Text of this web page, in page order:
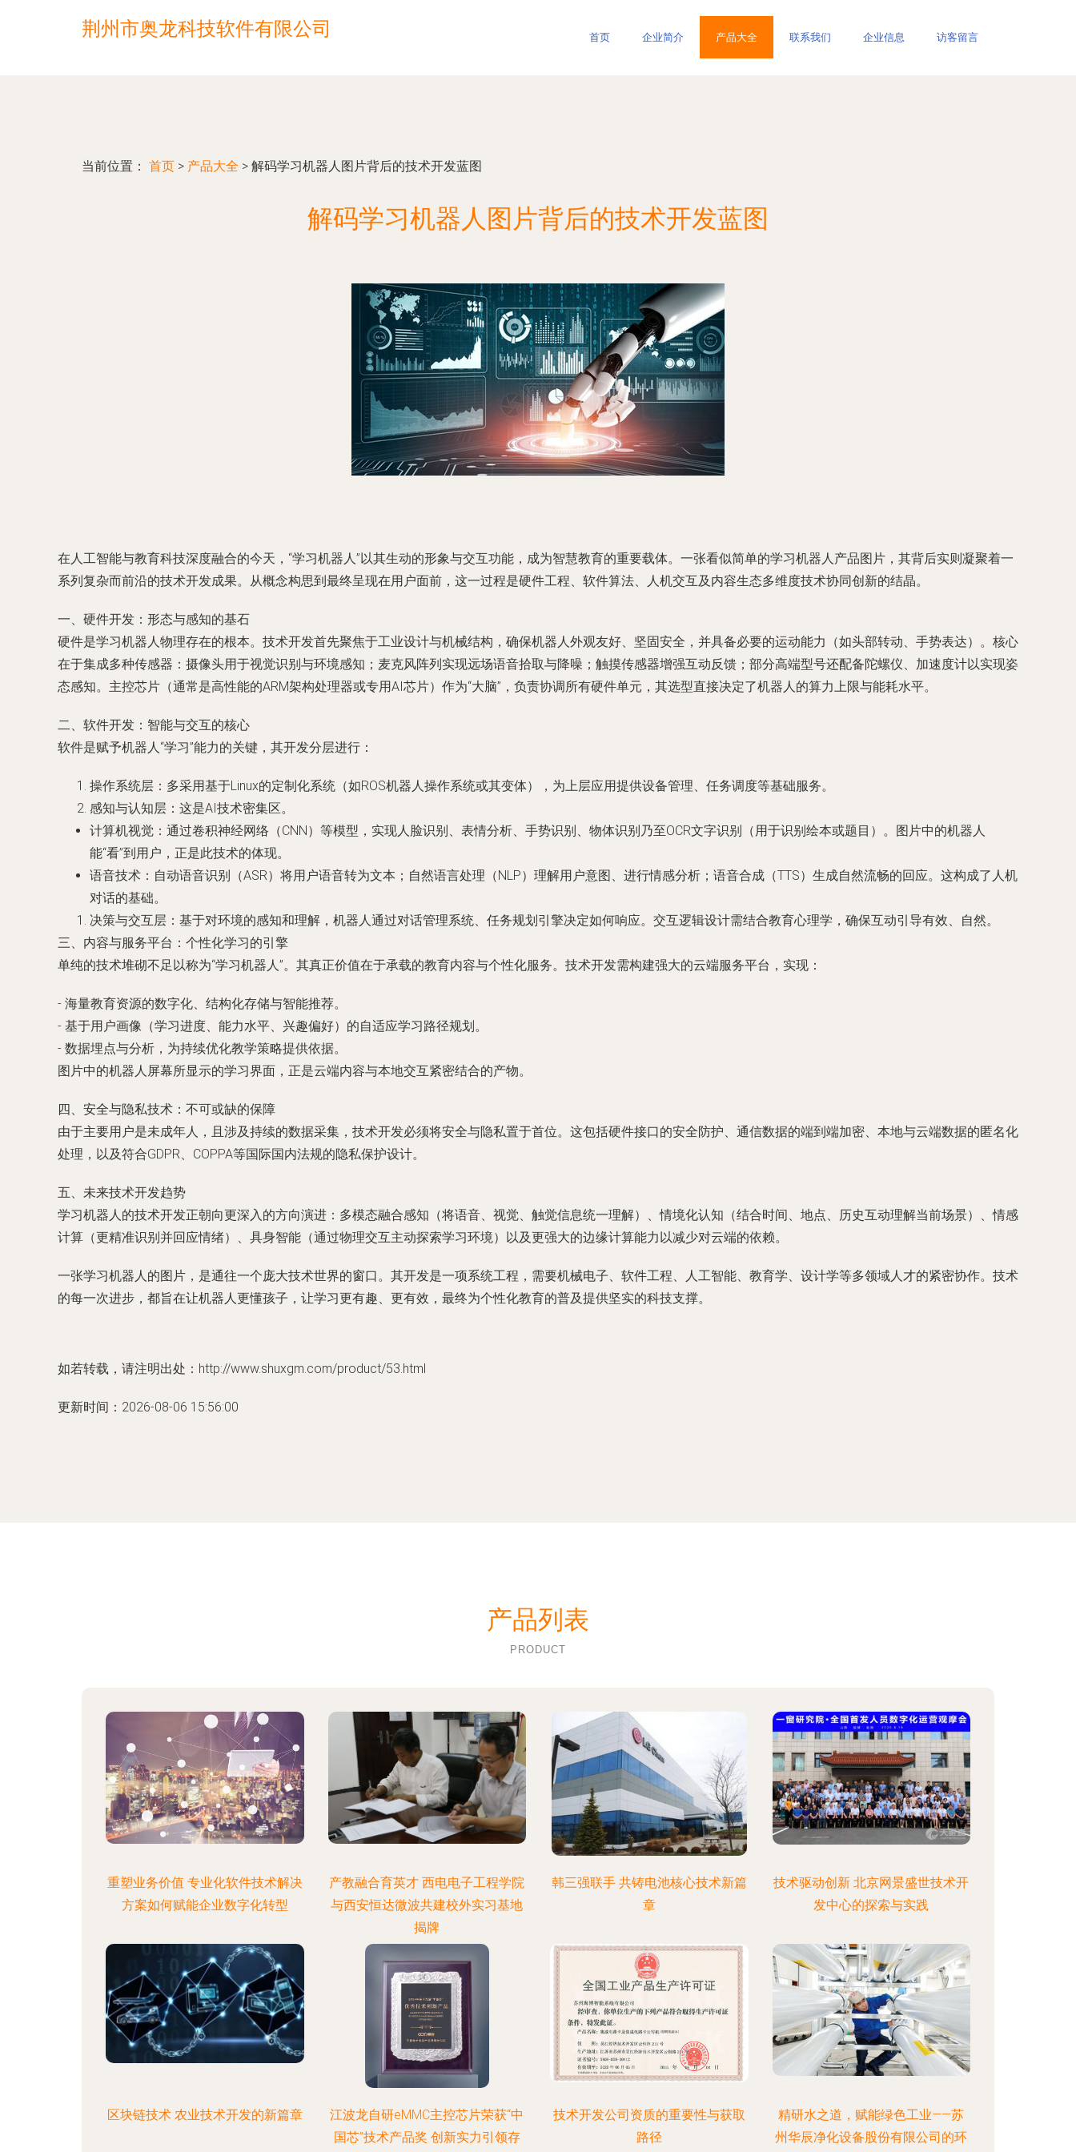
荆州市奥龙科技软件有限公司 首页 企业简介 产品大全 联系我们 企业信息 访客留言
当前位置： 首页 > 产品大全 > 解码学习机器人图片背后的技术开发蓝图
解码学习机器人图片背后的技术开发蓝图
在人工智能与教育科技深度融合的今天，“学习机器人”以其生动的形象与交互功能，成为智慧教育的重要载体。一张看似简单的学习机器人产品图片，其背后实则凝聚着一
系列复杂而前沿的技术开发成果。从概念构思到最终呈现在用户面前，这一过程是硬件工程、软件算法、人机交互及内容生态多维度技术协同创新的结晶。
一、硬件开发：形态与感知的基石
硬件是学习机器人物理存在的根本。技术开发首先聚焦于工业设计与机械结构，确保机器人外观友好、坚固安全，并具备必要的运动能力（如头部转动、手势表达）。核心
在于集成多种传感器：摄像头用于视觉识别与环境感知；麦克风阵列实现远场语音拾取与降噪；触摸传感器增强互动反馈；部分高端型号还配备陀螺仪、加速度计以实现姿
态感知。主控芯片（通常是高性能的ARM架构处理器或专用AI芯片）作为“大脑”，负责协调所有硬件单元，其选型直接决定了机器人的算力上限与能耗水平。
二、软件开发：智能与交互的核心
软件是赋予机器人“学习”能力的关键，其开发分层进行：
操作系统层：多采用基于Linux的定制化系统（如ROS机器人操作系统或其变体），为上层应用提供设备管理、任务调度等基础服务。
感知与认知层：这是AI技术密集区。
计算机视觉：通过卷积神经网络（CNN）等模型，实现人脸识别、表情分析、手势识别、物体识别乃至OCR文字识别（用于识别绘本或题目）。图片中的机器人
能“看”到用户，正是此技术的体现。
语音技术：自动语音识别（ASR）将用户语音转为文本；自然语言处理（NLP）理解用户意图、进行情感分析；语音合成（TTS）生成自然流畅的回应。这构成了人机
对话的基础。
决策与交互层：基于对环境的感知和理解，机器人通过对话管理系统、任务规划引擎决定如何响应。交互逻辑设计需结合教育心理学，确保互动引导有效、自然。
三、内容与服务平台：个性化学习的引擎
单纯的技术堆砌不足以称为“学习机器人”。其真正价值在于承载的教育内容与个性化服务。技术开发需构建强大的云端服务平台，实现：
- 海量教育资源的数字化、结构化存储与智能推荐。
- 基于用户画像（学习进度、能力水平、兴趣偏好）的自适应学习路径规划。
- 数据埋点与分析，为持续优化教学策略提供依据。
图片中的机器人屏幕所显示的学习界面，正是云端内容与本地交互紧密结合的产物。
四、安全与隐私技术：不可或缺的保障
由于主要用户是未成年人，且涉及持续的数据采集，技术开发必须将安全与隐私置于首位。这包括硬件接口的安全防护、通信数据的端到端加密、本地与云端数据的匿名化
处理，以及符合GDPR、COPPA等国际国内法规的隐私保护设计。
五、未来技术开发趋势
学习机器人的技术开发正朝向更深入的方向演进：多模态融合感知（将语音、视觉、触觉信息统一理解）、情境化认知（结合时间、地点、历史互动理解当前场景）、情感
计算（更精准识别并回应情绪）、具身智能（通过物理交互主动探索学习环境）以及更强大的边缘计算能力以减少对云端的依赖。
一张学习机器人的图片，是通往一个庞大技术世界的窗口。其开发是一项系统工程，需要机械电子、软件工程、人工智能、教育学、设计学等多领域人才的紧密协作。技术
的每一次进步，都旨在让机器人更懂孩子，让学习更有趣、更有效，最终为个性化教育的普及提供坚实的科技支撑。
如若转载，请注明出处：http://www.shuxgm.com/product/53.html
更新时间：2026-08-06 15:56:00
产品列表
PRODUCT
重塑业务价值 专业化软件技术解决
方案如何赋能企业数字化转型
产教融合育英才 西电电子工程学院
与西安恒达微波共建校外实习基地
揭牌
韩三强联手 共铸电池核心技术新篇
章
技术驱动创新 北京网景盛世技术开
发中心的探索与实践
区块链技术 农业技术开发的新篇章
江波龙自研eMMC主控芯片荣获“中
国芯”技术产品奖 创新实力引领存
技术开发公司资质的重要性与获取
路径
精研水之道，赋能绿色工业——苏
州华辰净化设备股份有限公司的环